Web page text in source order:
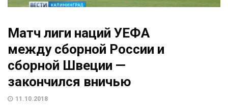
Матч лиги наций УЕФА
между сборной России и
сборной Швеции —
закончился вничью
11.10.2018